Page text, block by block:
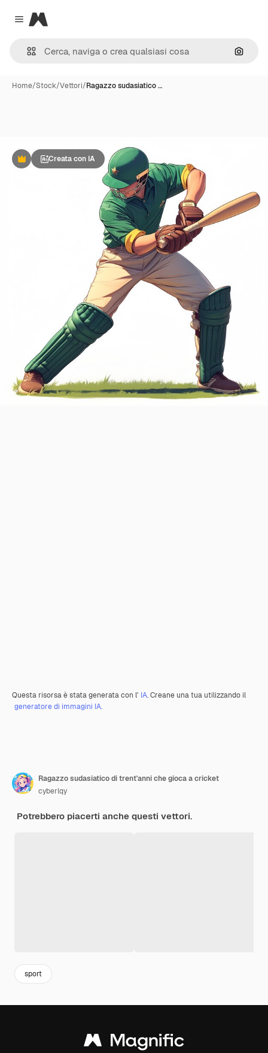
Close menu
Magnific
Cerca
Home/Stock/Vettori/Ragazzo sudasiatico …
PremiumCreata con IA
Questa risorsa è stata generata con l' IA. Creane una tua utilizzando il
generatore di immagini IA.
Ragazzo sudasiatico di trent'anni che gioca a cricket
cyberlqy
Potrebbero piacerti anche questi vettori.
sport